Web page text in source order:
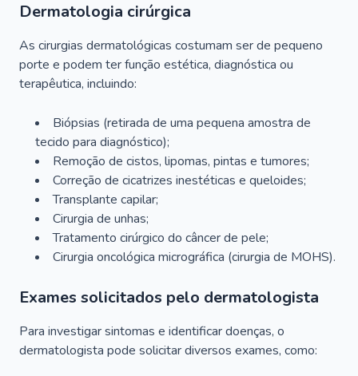
Dermatologia cirúrgica
As cirurgias dermatológicas costumam ser de pequeno
porte e podem ter função estética, diagnóstica ou
terapêutica, incluindo:
Biópsias (retirada de uma pequena amostra de
tecido para diagnóstico);
Remoção de cistos, lipomas, pintas e tumores;
Correção de cicatrizes inestéticas e queloides;
Transplante capilar;
Cirurgia de unhas;
Tratamento cirúrgico do câncer de pele;
Cirurgia oncológica micrográfica (cirurgia de MOHS).
Exames solicitados pelo dermatologista
Para investigar sintomas e identificar doenças, o
dermatologista pode solicitar diversos exames, como: